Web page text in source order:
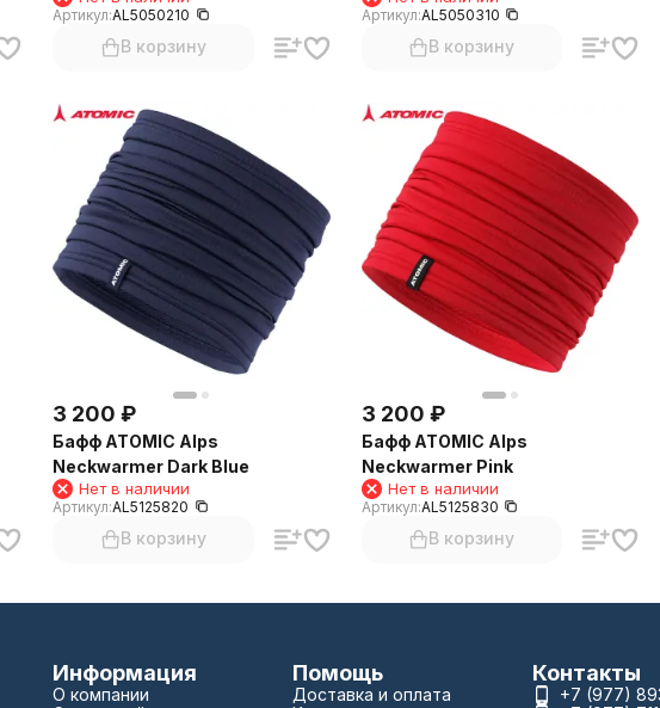
Артикул:AL5050210
В корзину
Артикул:AL5050310
В корзину
3 200 ₽
Бафф ATOMIC Alps
Neckwarmer Dark Blue
Нет в наличии
Артикул:AL5125820
В корзину
3 200 ₽
Бафф ATOMIC Alps
Neckwarmer Pink
Нет в наличии
Артикул:AL5125830
В корзину
Информация
О компании
Помощь
Доставка и оплата
Контакты
+7 (977)